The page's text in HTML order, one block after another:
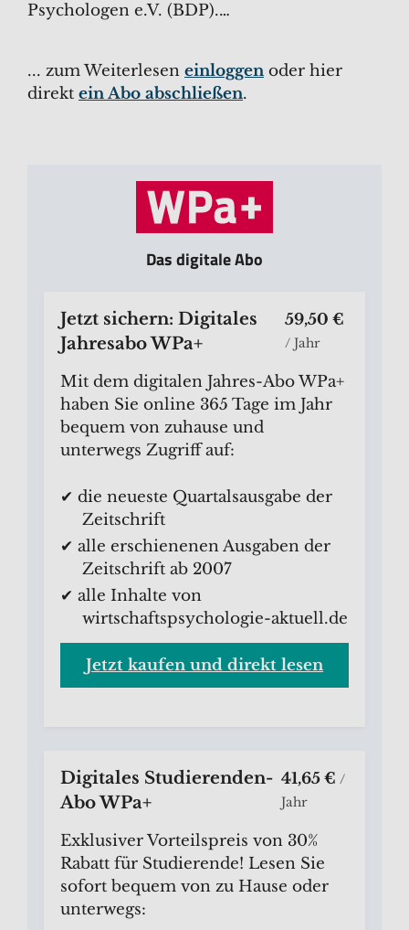
Psychologen e.V. (BDP).…
... zum Weiterlesen einloggen oder hier
direkt ein Abo abschließen.
Das digitale Abo
Jetzt sichern: Digitales
Jahresabo WPa+
59,50 €
/ Jahr
Mit dem digitalen Jahres-Abo WPa+
haben Sie online 365 Tage im Jahr
bequem von zuhause und
unterwegs Zugriff auf:
✔ die neueste Quartalsausgabe der
Zeitschrift
✔ alle erschienenen Ausgaben der
Zeitschrift ab 2007
✔ alle Inhalte von
wirtschaftspsychologie-aktuell.de
Jetzt kaufen und direkt lesen
Digitales Studierenden-
Abo WPa+
41,65 € /
Jahr
Exklusiver Vorteilspreis von 30%
Rabatt für Studierende! Lesen Sie
sofort bequem von zu Hause oder
unterwegs: